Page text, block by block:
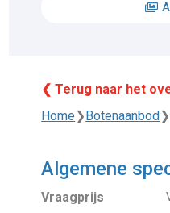
❮ Terug naar het
Home❯ Botenaanbod ❯
Algemene
Vraagprijs